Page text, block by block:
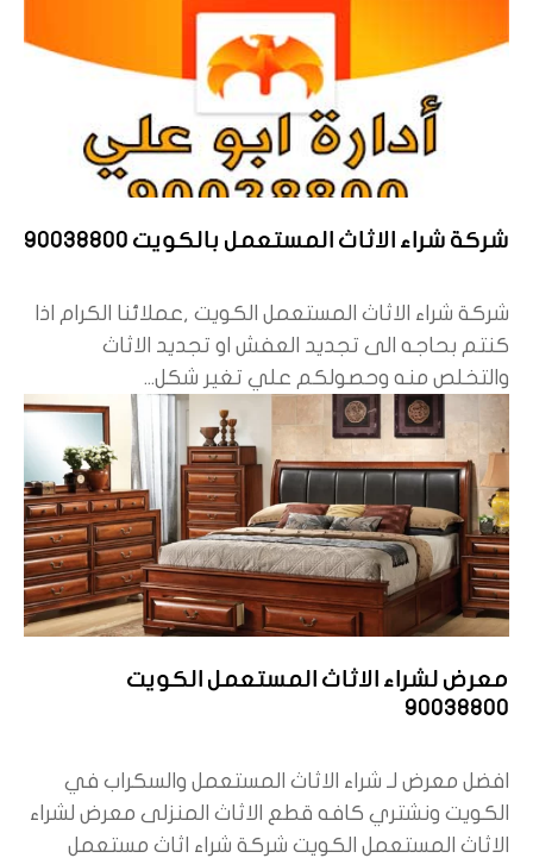
شركة شراء الاثاث المستعمل بالكويت 90038800
شركة شراء الاثاث المستعمل الكويت ,عملائنا الكرام اذا
كنتم بحاجه الى تجديد العفش او تجديد الاثاث
والتخلص منه وحصولكم علي تغير شكل...
معرض لشراء الاثاث المستعمل الكويت
90038800
افضل معرض لـ شراء الاثاث المستعمل والسكراب في
الكويت ونشتري كافه قطع الاثاث المنزلى معرض لشراء
الاثاث المستعمل الكويت شركة شراء اثاث مستعمل